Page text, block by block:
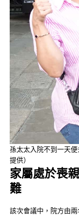
孫太太入院不到一天
提供）
家屬處於喪
難
該次會議中，院方由